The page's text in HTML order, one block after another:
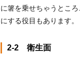
に箸を乗せちゃうとこ
にする役目もあります。
2-2 衛生面